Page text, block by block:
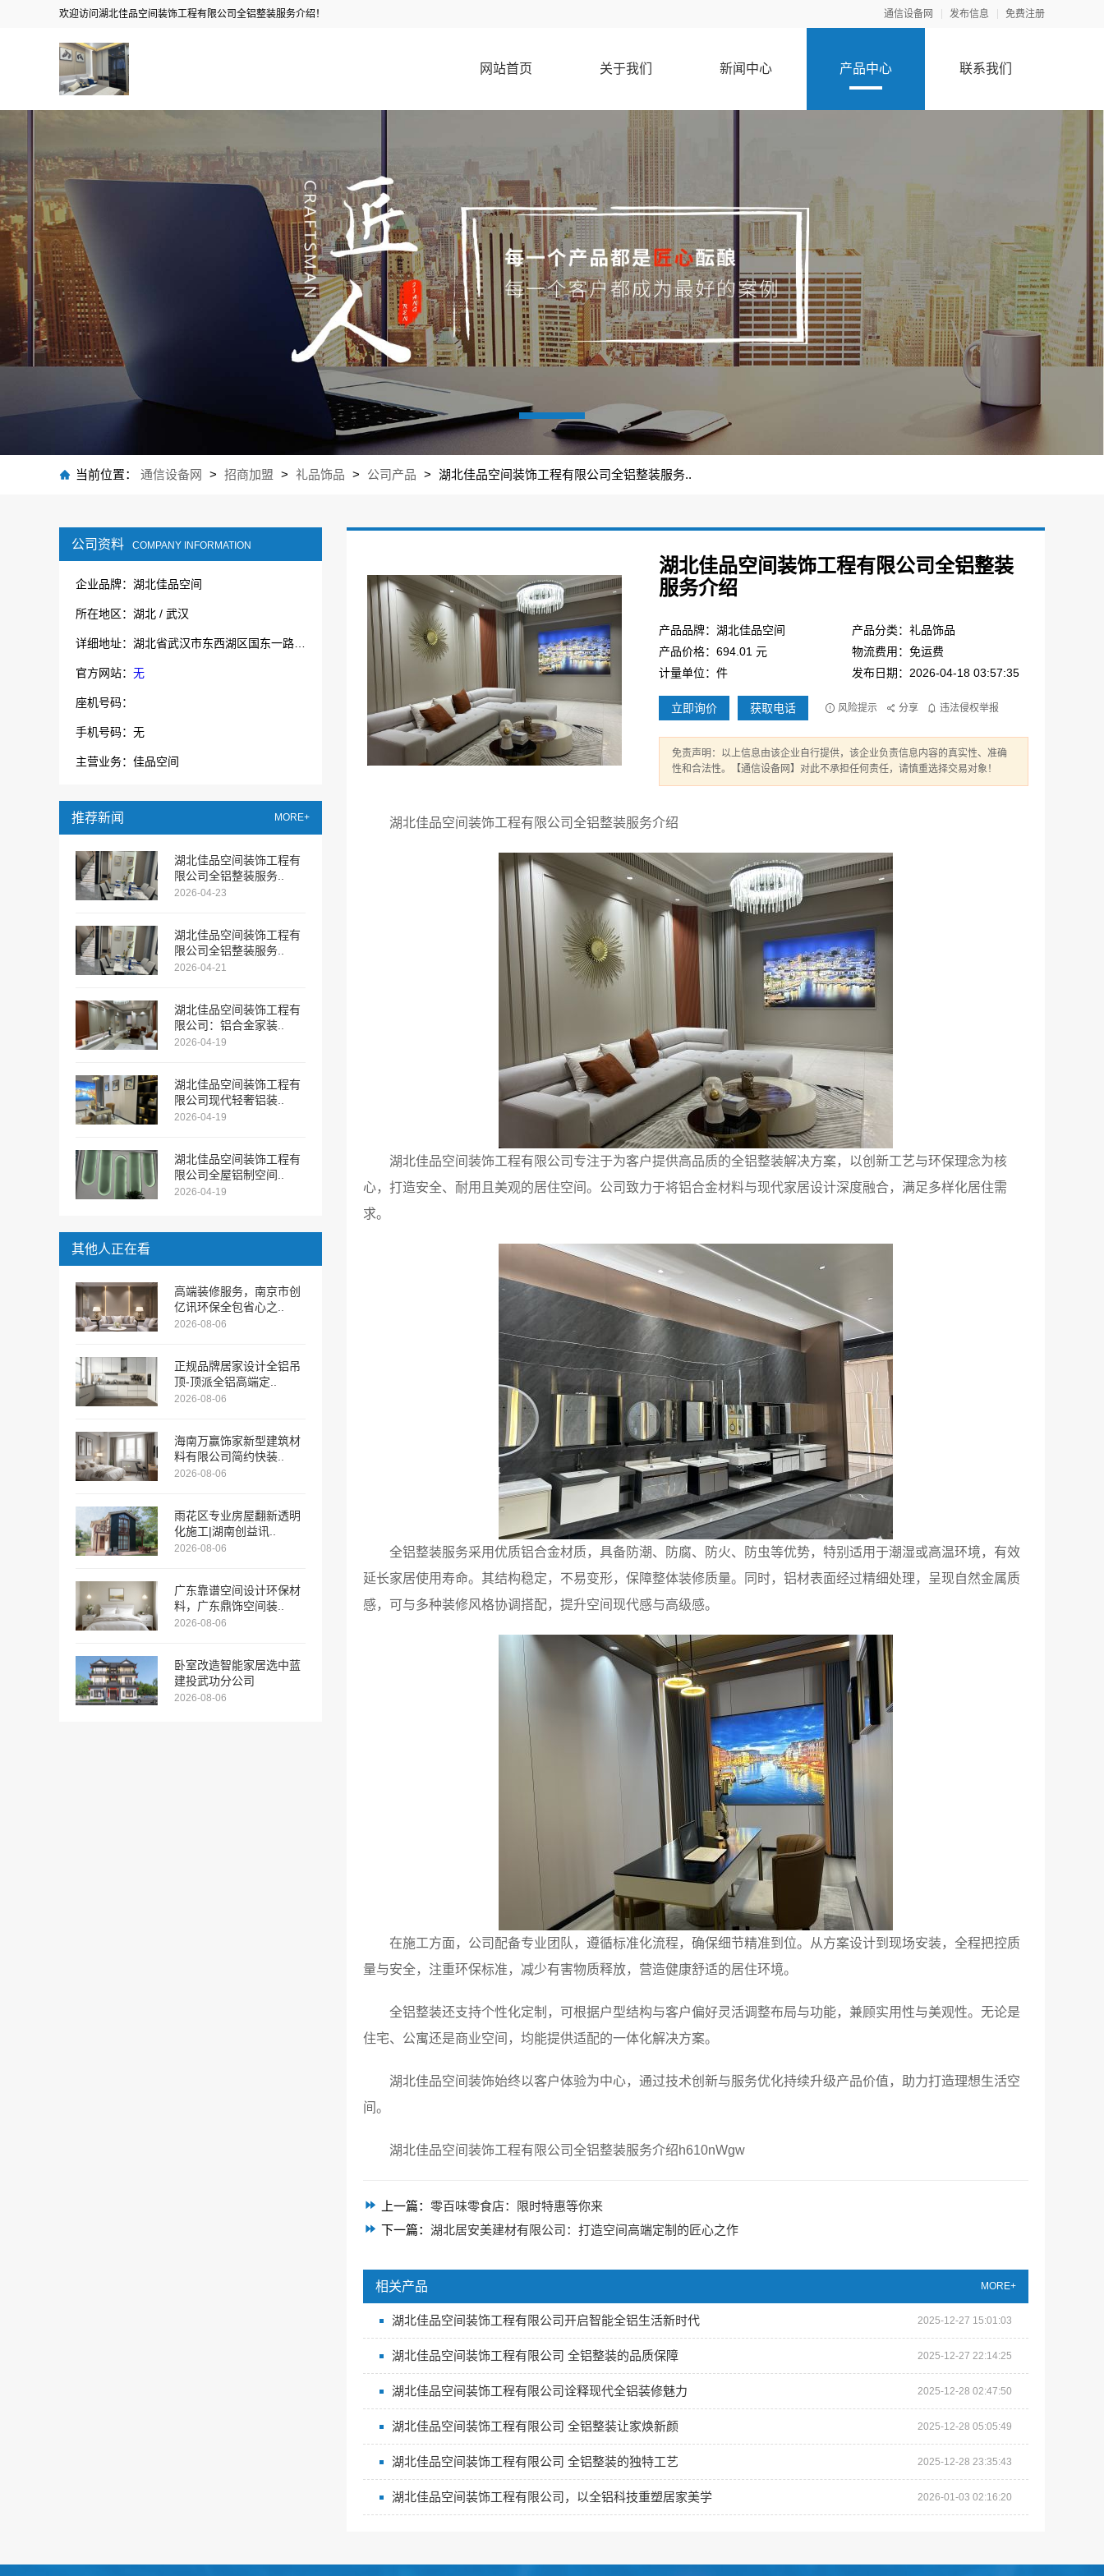
欢迎访问湖北佳品空间装饰工程有限公司全铝整装服务介绍！ 通信设备网 发布信息 免费注册
网站首页 关于我们 新闻中心 产品中心 联系我们
当前位置： 通信设备网 > 招商加盟 > 礼品饰品 > 公司产品 > 湖北佳品空间装饰工程有限公司全铝整装服务..
公司资料 COMPANY INFORMATION
企业品牌：湖北佳品空间
所在地区：湖北 / 武汉
官方网站： 无
座机号码：
手机号码：无
主营业务：佳品空间
推荐新闻 MORE+
湖北佳品空间装饰工程有
限公司全铝整装服务..
2026-04-23
湖北佳品空间装饰工程有
限公司全铝整装服务..
2026-04-21
湖北佳品空间装饰工程有
限公司：铝合金家装..
2026-04-19
湖北佳品空间装饰工程有
限公司现代轻奢铝装..
2026-04-19
湖北佳品空间装饰工程有
限公司全屋铝制空间..
2026-04-19
其他人正在看
高端装修服务，南京市创
亿讯环保全包省心之..
2026-08-06
正规品牌居家设计全铝吊
顶-顶派全铝高端定..
2026-08-06
海南万赢饰家新型建筑材
料有限公司简约快装..
2026-08-06
雨花区专业房屋翻新透明
化施工|湖南创益讯..
2026-08-06
广东靠谱空间设计环保材
料，广东鼎饰空间装..
2026-08-06
卧室改造智能家居选中蓝
建投武功分公司
2026-08-06
湖北佳品空间装饰工程有限公司全铝整装
服务介绍
产品品牌：湖北佳品空间
产品分类：礼品饰品
产品价格：694.01 元
物流费用：免运费
计量单位：件
发布日期：2026-04-18 03:57:35
立即询价 获取电话 风险提示 分享 违法侵权举报
免责声明：以上信息由该企业自行提供，该企业负责信息内容的真实性、准确
性和合法性。【通信设备网】对此不承担任何责任，请慎重选择交易对象！
湖北佳品空间装饰工程有限公司全铝整装服务介绍
湖北佳品空间装饰工程有限公司专注于为客户提供高品质的全铝整装解决方案，以创新工艺与环保理念为核
心，打造安全、耐用且美观的居住空间。公司致力于将铝合金材料与现代家居设计深度融合，满足多样化居住需
求。
全铝整装服务采用优质铝合金材质，具备防潮、防腐、防火、防虫等优势，特别适用于潮湿或高温环境，有效
延长家居使用寿命。其结构稳定，不易变形，保障整体装修质量。同时，铝材表面经过精细处理，呈现自然金属质
感，可与多种装修风格协调搭配，提升空间现代感与高级感。
在施工方面，公司配备专业团队，遵循标准化流程，确保细节精准到位。从方案设计到现场安装，全程把控质
量与安全，注重环保标准，减少有害物质释放，营造健康舒适的居住环境。
全铝整装还支持个性化定制，可根据户型结构与客户偏好灵活调整布局与功能，兼顾实用性与美观性。无论是
住宅、公寓还是商业空间，均能提供适配的一体化解决方案。
湖北佳品空间装饰始终以客户体验为中心，通过技术创新与服务优化持续升级产品价值，助力打造理想生活空
间。
湖北佳品空间装饰工程有限公司全铝整装服务介绍h610nWgw
上一篇： 零百味零食店：限时特惠等你来
下一篇： 湖北居安美建材有限公司：打造空间高端定制的匠心之作
相关产品 MORE+
湖北佳品空间装饰工程有限公司开启智能全铝生活新时代 2025-12-27 15:01:03
湖北佳品空间装饰工程有限公司 全铝整装的品质保障 2025-12-27 22:14:25
湖北佳品空间装饰工程有限公司诠释现代全铝装修魅力 2025-12-28 02:47:50
湖北佳品空间装饰工程有限公司 全铝整装让家焕新颜 2025-12-28 05:05:49
湖北佳品空间装饰工程有限公司 全铝整装的独特工艺 2025-12-28 23:35:43
湖北佳品空间装饰工程有限公司，以全铝科技重塑居家美学 2026-01-03 02:16:20